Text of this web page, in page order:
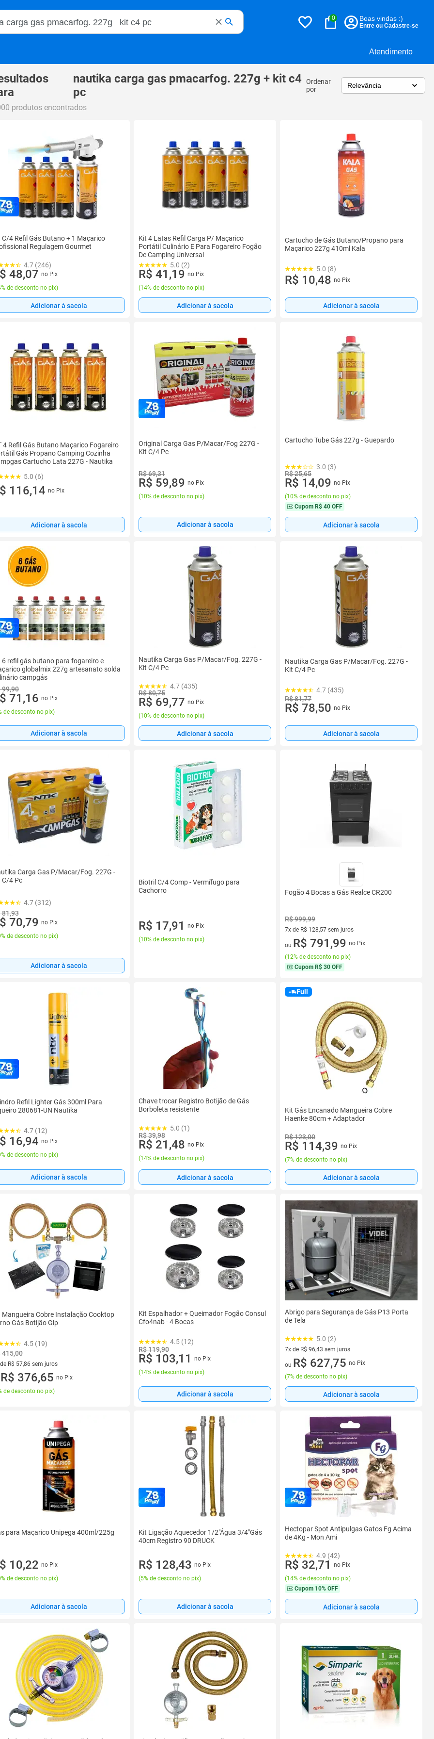
Atendimento
Magalu
0 Boas vindas :)
Entre ou Cadastre-se
nautika carga gas pmacarfog. 227g + kit c4
pc
Ordenar
por
produtos encontrados
C/4 Refil Gás Butano + 1 Maçarico
Regulagem Gourmet
4.7 (246)
48,07 no Pix
de desconto no pix)
Adicionar à sacola
Kit 4 Latas Refil Carga P/ Maçarico
Portátil Culinário E Para Fogareiro Fogão
De Camping Universal
5.0 (2)
R$ 41,19 no Pix
(14% de desconto no pix)
Adicionar à sacola
Cartucho de Gás Butano/Propano para
Maçarico 227g 410ml Kala
5.0 (8)
R$ 10,48 no Pix
Adicionar à sacola
4 Refil Gás Butano Maçarico Fogareiro
Gás Propano Camping Cozinha
Cartucho Lata 227G - Nautika
5.0 (6)
116,14 no Pix
Adicionar à sacola
Original Carga Gas P/Macar/Fog 227G -
Kit C/4 Pc
R$ 69,31
R$ 59,89 no Pix
(10% de desconto no pix)
Adicionar à sacola
Cartucho Tube Gás 227g - Guepardo
3.0 (3)
R$ 25,65
R$ 14,09 no Pix
(10% de desconto no pix)
Cupom R$ 40 OFF
Adicionar à sacola
6 refil gás butano para fogareiro e
globalmix 227g artesanato solda
campgás
99,90
71,16 no Pix
de desconto no pix)
Adicionar à sacola
Nautika Carga Gas P/Macar/Fog. 227G -
Kit C/4 Pc
4.7 (435)
R$ 80,75
R$ 69,77 no Pix
(10% de desconto no pix)
Adicionar à sacola
Nautika Carga Gas P/Macar/Fog. 227G -
Kit C/4 Pc
4.7 (435)
R$ 81,77
R$ 78,50 no Pix
Adicionar à sacola
Carga Gas P/Macar/Fog. 227G -
C/4 Pc
4.7 (312)
81,93
70,79 no Pix
de desconto no pix)
Adicionar à sacola
Biotril C/4 Comp - Vermífugo para
Cachorro
R$ 17,91
no Pix
(10% de desconto no pix)
Fogão 4 Bocas a Gás Realce CR200
R$ 999,99
7x de R$ 128,57 sem juros
7 vez de R$ 128,57 sem juros
ou R$ 791,99 no Pix
(12% de desconto no pix)
Cupom R$ 30 OFF
Refil Lighter Gás 300ml Para
280681-UN Nautika
4.7 (12)
16,94 no Pix
de desconto no pix)
Adicionar à sacola
Chave trocar Registro Botijão de Gás
Borboleta resistente
5.0 (1)
R$ 39,98
R$ 21,48 no Pix
(14% de desconto no pix)
Adicionar à sacola
Full
Kit Gás Encanado Mangueira Cobre
Haenke 80cm + Adaptador
R$ 123,00
R$ 114,39 no Pix
(7% de desconto no pix)
Adicionar à sacola
Mangueira Cobre Instalação Cooktop
Gás Botijão Glp
4.5 (19)
415,00
R$ 57,86 sem juros
de R$ 57,86 sem juros
R$ 376,65 no Pix
de desconto no pix)
Kit Espalhador + Queimador Fogão Consul
Cfo4nab - 4 Bocas
4.5 (12)
R$ 119,90
R$ 103,11
no Pix
(14% de desconto no pix)
Adicionar à sacola
Abrigo para Segurança de Gás P13 Porta
de Tela
5.0 (2)
7x de R$ 96,43 sem juros
7 vez de R$ 96,43 sem juros
ou R$ 627,75 no Pix
(7% de desconto no pix)
Adicionar à sacola
para Maçarico Unipega 400ml/225g
10,22 no Pix
de desconto no pix)
Adicionar à sacola
Kit Ligação Aquecedor 1/2"Água 3/4"Gás
40cm Registro 90 DRUCK
R$ 128,43 no Pix
(5% de desconto no pix)
Adicionar à sacola
Hectopar Spot Antipulgas Gatos Fg Acima
de 4Kg - Mon Ami
4.9 (42)
R$ 32,71
no Pix
(14% de desconto no pix)
Cupom 10% OFF
Adicionar à sacola